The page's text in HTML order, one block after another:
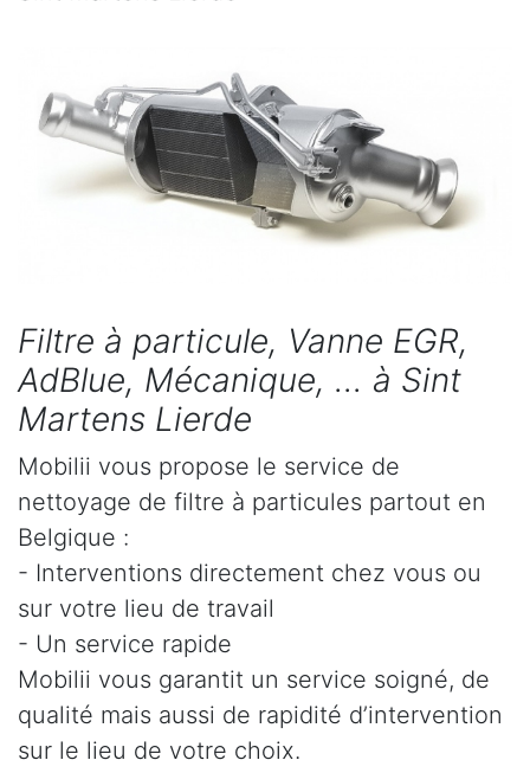
Filtre à particule, Vanne EGR,
AdBlue, Mécanique, ... à Sint
Martens Lierde
Mobilii vous propose le service de
nettoyage de filtre à particules partout en
Belgique :
- Interventions directement chez vous ou
sur votre lieu de travail
- Un service rapide
Mobilii vous garantit un service soigné, de
qualité mais aussi de rapidité d’intervention
sur le lieu de votre choix.